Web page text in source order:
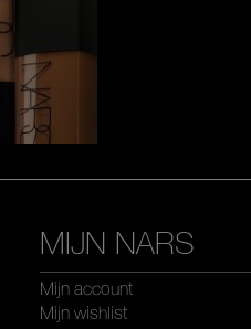
MIJN NARS
Mijn account
Mijn wishlist